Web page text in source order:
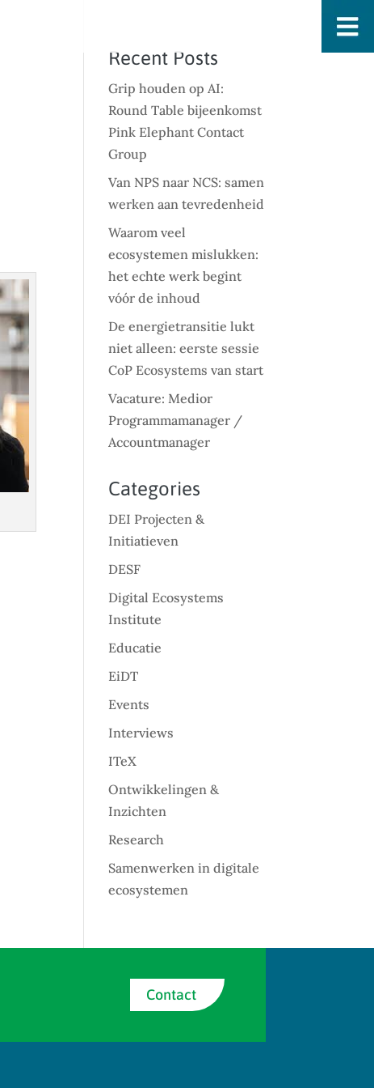
Recent Posts
Grip houden op AI:
Round Table bijeenkomst
Pink Elephant Contact
Group
Van NPS naar NCS: samen
werken aan tevredenheid
Waarom veel
ecosystemen mislukken:
het echte werk begint
vóór de inhoud
De energietransitie lukt
niet alleen: eerste sessie
CoP Ecosystems van start
Vacature: Medior
Programmamanager /
Accountmanager
Categories
DEI Projecten &
Initiatieven
DESF
Digital Ecosystems
Institute
Educatie
EiDT
Events
Interviews
ITeX
Ontwikkelingen &
Inzichten
Research
Samenwerken in digitale
ecosystemen
Contact